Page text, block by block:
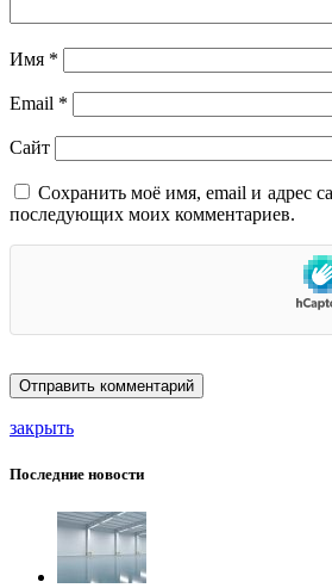
Имя *
Email *
Сайт
Сохранить моё имя, email и адрес
последующих моих комментариев.
закрыть
Последние новости